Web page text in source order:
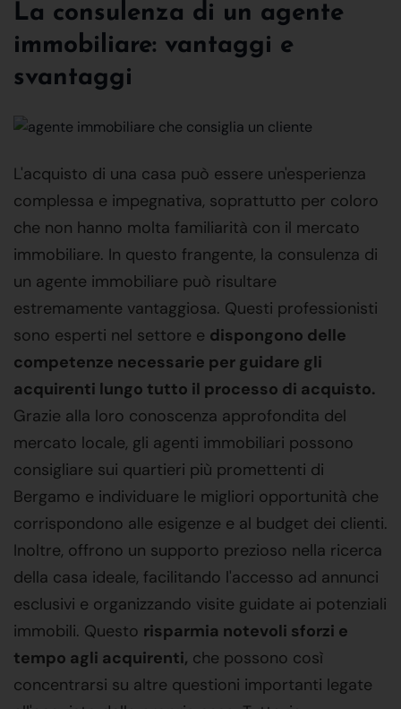
La consulenza di un agente
immobiliare: vantaggi e
svantaggi
L'acquisto di una casa può essere un'esperienza
complessa e impegnativa, soprattutto per coloro
che non hanno molta familiarità con il mercato
immobiliare. In questo frangente, la consulenza di
un agente immobiliare può risultare
estremamente vantaggiosa. Questi professionisti
sono esperti nel settore e dispongono delle
competenze necessarie per guidare gli
acquirenti lungo tutto il processo di acquisto.
Grazie alla loro conoscenza approfondita del
mercato locale, gli agenti immobiliari possono
consigliare sui quartieri più promettenti di
Bergamo e individuare le migliori opportunità che
corrispondono alle esigenze e al budget dei clienti.
Inoltre, offrono un supporto prezioso nella ricerca
della casa ideale, facilitando l'accesso ad annunci
esclusivi e organizzando visite guidate ai potenziali
immobili. Questo risparmia notevoli sforzi e
tempo agli acquirenti, che possono così
concentrarsi su altre questioni importanti legate